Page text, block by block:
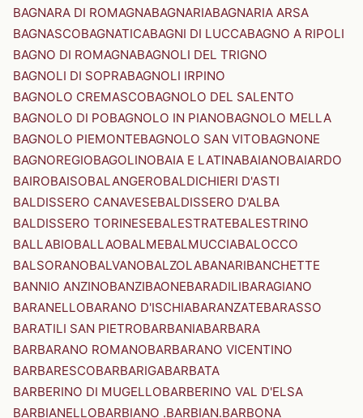
BAGNARA DI ROMAGNABAGNARIABAGNARIA ARSA
BAGNASCOBAGNATICABAGNI DI LUCCABAGNO A RIPOLI
BAGNO DI ROMAGNABAGNOLI DEL TRIGNO
BAGNOLI DI SOPRABAGNOLI IRPINO
BAGNOLO CREMASCOBAGNOLO DEL SALENTO
BAGNOLO DI POBAGNOLO IN PIANOBAGNOLO MELLA
BAGNOLO PIEMONTEBAGNOLO SAN VITOBAGNONE
BAGNOREGIOBAGOLINOBAIA E LATINABAIANOBAIARDO
BAIROBAISOBALANGEROBALDICHIERI D'ASTI
BALDISSERO CANAVESEBALDISSERO D'ALBA
BALDISSERO TORINESEBALESTRATEBALESTRINO
BALLABIOBALLAOBALMEBALMUCCIABALOCCO
BALSORANOBALVANOBALZOLABANARIBANCHETTE
BANNIO ANZINOBANZIBAONEBARADILIBARAGIANO
BARANELLOBARANO D'ISCHIABARANZATEBARASSO
BARATILI SAN PIETROBARBANIABARBARA
BARBARANO ROMANOBARBARANO VICENTINO
BARBARESCOBARBARIGABARBATA
BARBERINO DI MUGELLOBARBERINO VAL D'ELSA
BARBIANELLOBARBIANO .BARBIAN.BARBONA